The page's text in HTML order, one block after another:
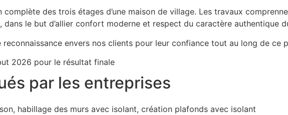
des trois étages d’une maison de village. Les travaux
dans le but d’allier confort moderne et respect du caractère authentique
envers nos clients pour leur confiance tout au long de ce
2026 pour le résultat finale
par les entreprises
habillage des murs avec isolant, création plafonds avec isolant